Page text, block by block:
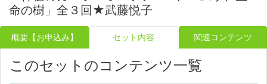
命の樹」全３回★武藤悦子
概要【お申込み】 セット内容 関連コンテンツ
このセットのコンテンツ一覧